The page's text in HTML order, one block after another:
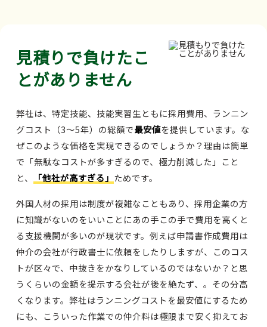
見積りで負けたこ
とがありません
弊社は、特定技能、技能実習生ともに採用費用、ランニン
グコスト（3～5年）の総額で最安値を提供しています。な
ぜこのような価格を実現できるのでしょうか？理由は簡単
で「無駄なコストが多すぎるので、極力削減した」こと
と、
「他社が高すぎる」 ためです。
外国人材の採用は制度が複雑なこともあり、採用企業の方
に知識がないのをいいことにあの手この手で費用を高くと
る支援機関が多いのが現状です。例えば申請書作成費用は
仲介の会社が行政書士に依頼をしたりしますが、このコス
トが区々で、中抜きをかなりしているのではないか？と思
うくらいの金額を提示する会社が後を絶たず、。その分高
くなります。弊社はランニングコストを最安値にするため
にも、こういった作業での仲介料は極限まで安く抑えてお